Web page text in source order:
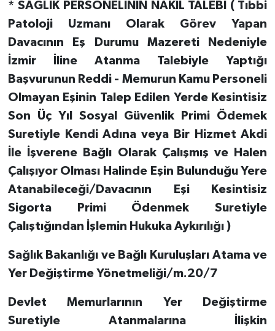
* SAĞLIK PERSONELİNİN NAKİL TALEBİ ( Tıbbi
Patoloji Uzmanı Olarak Görev Yapan
Davacının Eş Durumu Mazereti Nedeniyle
İzmir İline Atanma Talebiyle Yaptığı
Başvurunun Reddi - Memurun Kamu Personeli
Olmayan Eşinin Talep Edilen Yerde Kesintisiz
Son Üç Yıl Sosyal Güvenlik Primi Ödemek
Suretiyle Kendi Adına veya Bir Hizmet Akdi
İle İşverene Bağlı Olarak Çalışmış ve Halen
Çalışıyor Olması Halinde Eşin Bulunduğu Yere
Atanabileceği/Davacının Eşi Kesintisiz
Sigorta Primi Ödenmek Suretiyle
Çalıştığından İşlemin Hukuka Aykırılığı )
Sağlık Bakanlığı ve Bağlı Kuruluşları Atama ve
Yer Değiştirme Yönetmeliği/m.20/7
Devlet Memurlarının Yer Değiştirme
Suretiyle Atanmalarına İlişkin